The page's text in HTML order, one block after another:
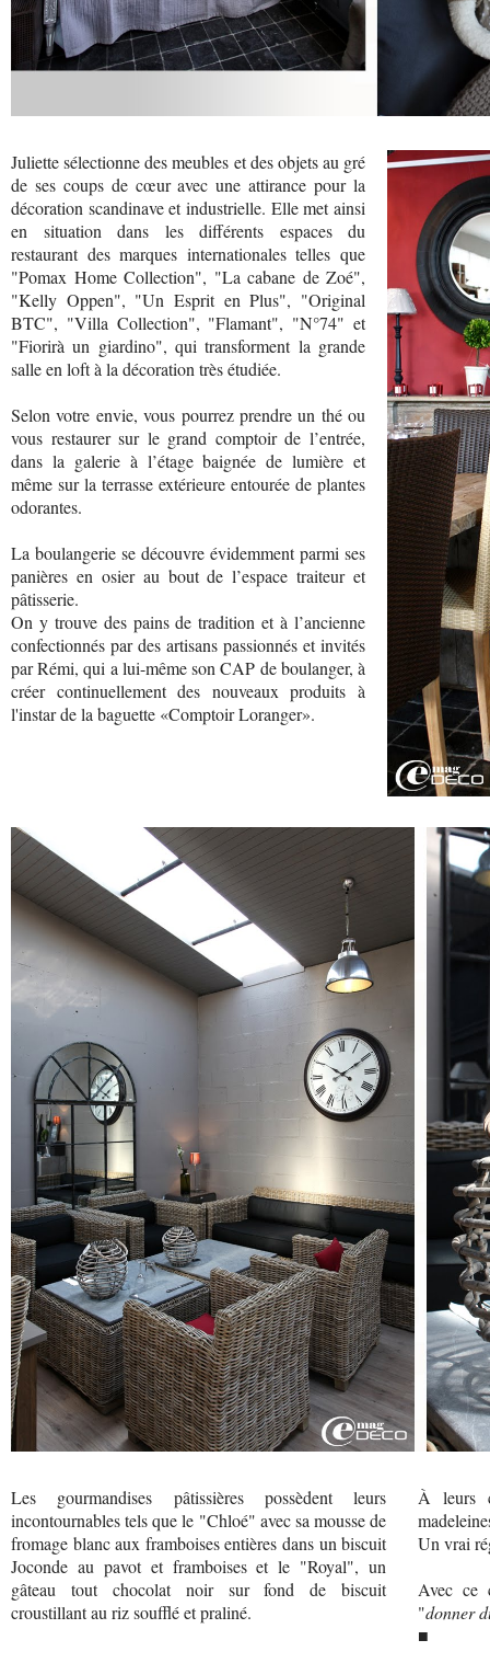
Juliette sélectionne des meubles et des objets au gré
de ses coups de cœur avec une attirance pour la
décoration scandinave et industrielle. Elle met ainsi
en situation dans les différents espaces du
restaurant des marques internationales telles que
"Pomax Home Collection", "La cabane de Zoé",
"Kelly Oppen", "Un Esprit en Plus", "Original
BTC", "Villa Collection", "Flamant", "N°74" et
"Fiorirà un giardino", qui transforment la grande
salle en loft à la décoration très étudiée.
Selon votre envie, vous pourrez prendre un thé ou
vous restaurer sur le grand comptoir de l’entrée,
dans la galerie à l’étage baignée de lumière et
même sur la terrasse extérieure entourée de plantes
odorantes.
La boulangerie se découvre évidemment parmi ses
panières en osier au bout de l’espace traiteur et
pâtisserie.
On y trouve des pains de tradition et à l’ancienne
confectionnés par des artisans passionnés et invités
par Rémi, qui a lui-même son CAP de boulanger, à
créer continuellement des nouveaux produits à
l'instar de la baguette «Comptoir Loranger».
Les gourmandises pâtissières possèdent leurs
incontournables tels que le "Chloé" avec sa mousse de
fromage blanc aux framboises entières dans un biscuit
Joconde au pavot et framboises et le "Royal", un
gâteau tout chocolat noir sur fond de biscuit
croustillant au riz soufflé et praliné.
À leurs
Un vrai
Avec ce
"donner
■